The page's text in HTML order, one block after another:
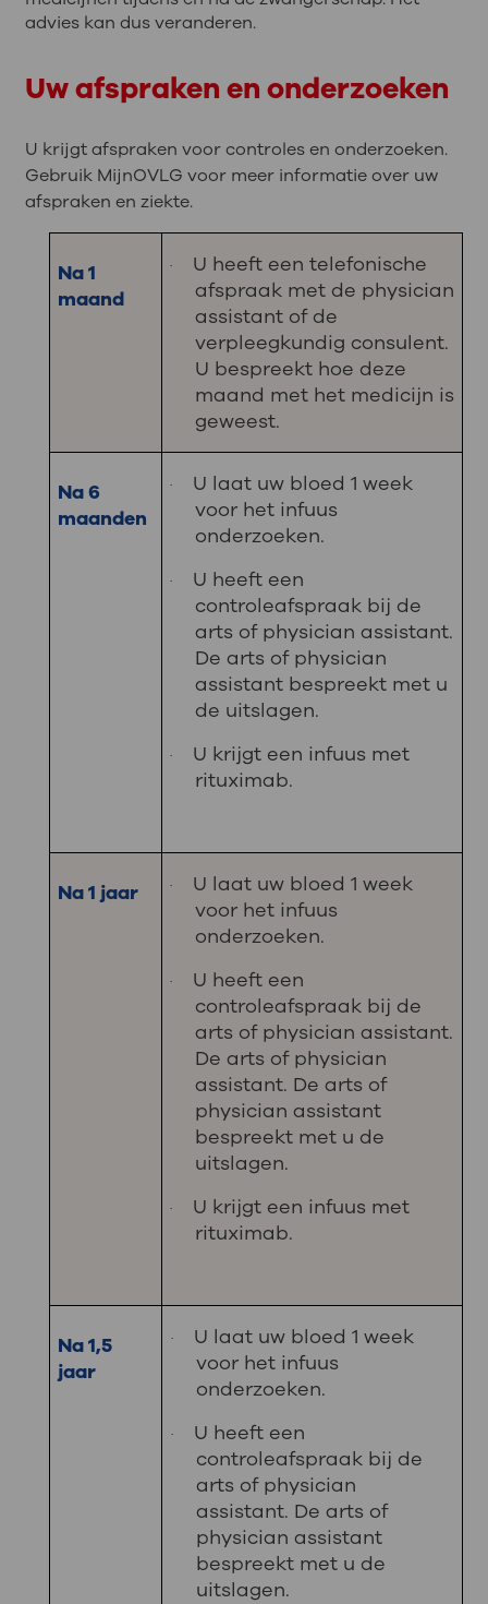
advies kan dus veranderen.
Uw afspraken en onderzoeken
U krijgt afspraken voor controles en onderzoeken.
Gebruik MijnOVLG voor meer informatie over uw
afspraken en ziekte.
Na 1
maand
·
U heeft een telefonische
afspraak met de physician
assistant of de
verpleegkundig consulent.
U bespreekt hoe deze
maand met het medicijn is
geweest.
Na 6
maanden
·
U laat uw bloed 1 week
voor het infuus
onderzoeken.
·
U heeft een
controleafspraak bij de
arts of physician assistant.
De arts of physician
assistant bespreekt met u
de uitslagen.
·
U krijgt een infuus met
rituximab.
Na 1 jaar ·
U laat uw bloed 1 week
voor het infuus
onderzoeken.
·
U heeft een
controleafspraak bij de
arts of physician assistant.
De arts of physician
assistant. De arts of
physician assistant
bespreekt met u de
uitslagen.
·
U krijgt een infuus met
rituximab.
Na 1,5
jaar
·
U laat uw bloed 1 week
voor het infuus
onderzoeken.
·
U heeft een
controleafspraak bij de
arts of physician
assistant. De arts of
physician assistant
bespreekt met u de
uitslagen.